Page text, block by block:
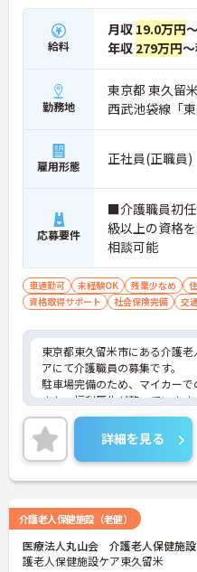
給料
月収 19.0万円
年収 279万円
勤務地
東京都 東久留
西武池袋線「
雇用形態 正社員(正職員)
応募要件
■介護職員初
級以上の資格
相談可能
車通勤可 未経験OK 残業少なめ
資格取得サポート
社会保険完備 交
東京都東久留米市にある介護
アにて介護職員の募集です。
駐車場完備のため、マイカーで
また、福利厚生が整っていま
働けますのでオススメです！
ご興味のある方は、求人情報の
ントなどをお話させていただ
問合せくださいませ。
詳細を見る
介護老人保健施設（老健）
医療法人丸山会 介護老人保健施
護老人保健施設ケア東久留米